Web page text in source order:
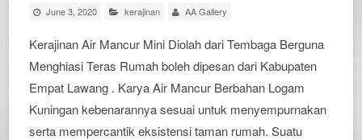
June 3, 2020 kerajinan AA Gallery
Kerajinan Air Mancur Mini Diolah dari Tembaga Berguna
Menghiasi Teras Rumah boleh dipesan dari Kabupaten
Empat Lawang . Karya Air Mancur Berbahan Logam
Kuningan kebenarannya sesuai untuk menyempurnakan
serta mempercantik eksistensi taman rumah. Suatu